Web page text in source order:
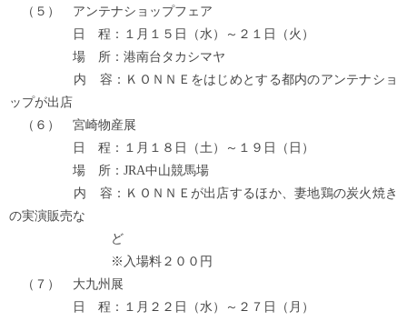
（５） アンテナショップフェア
日 程：１月１５日（水）～２１日（火）
場 所：港南台タカシマヤ
内 容：ＫＯＮＮＥをはじめとする都内のアンテナショ
ップが出店
（６） 宮崎物産展
日 程：１月１８日（土）～１９日（日）
場 所：JRA中山競馬場
内 容：ＫＯＮＮＥが出店するほか、妻地鶏の炭火焼き
の実演販売な
ど
※入場料２００円
（７） 大九州展
日 程：１月２２日（水）～２７日（月）